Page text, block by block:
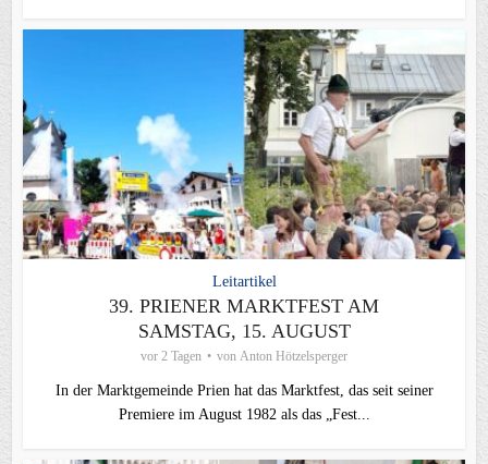
Leitartikel
39. PRIENER MARKTFEST AM
SAMSTAG, 15. AUGUST
vor 2 Tagen von Anton Hötzelsperger
In der Marktgemeinde Prien hat das Marktfest, das seit seiner
Premiere im August 1982 als das „Fest...